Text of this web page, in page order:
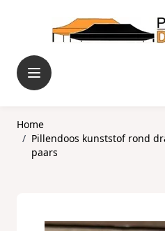
Home
/ Pillendoos kunststof rond
paars